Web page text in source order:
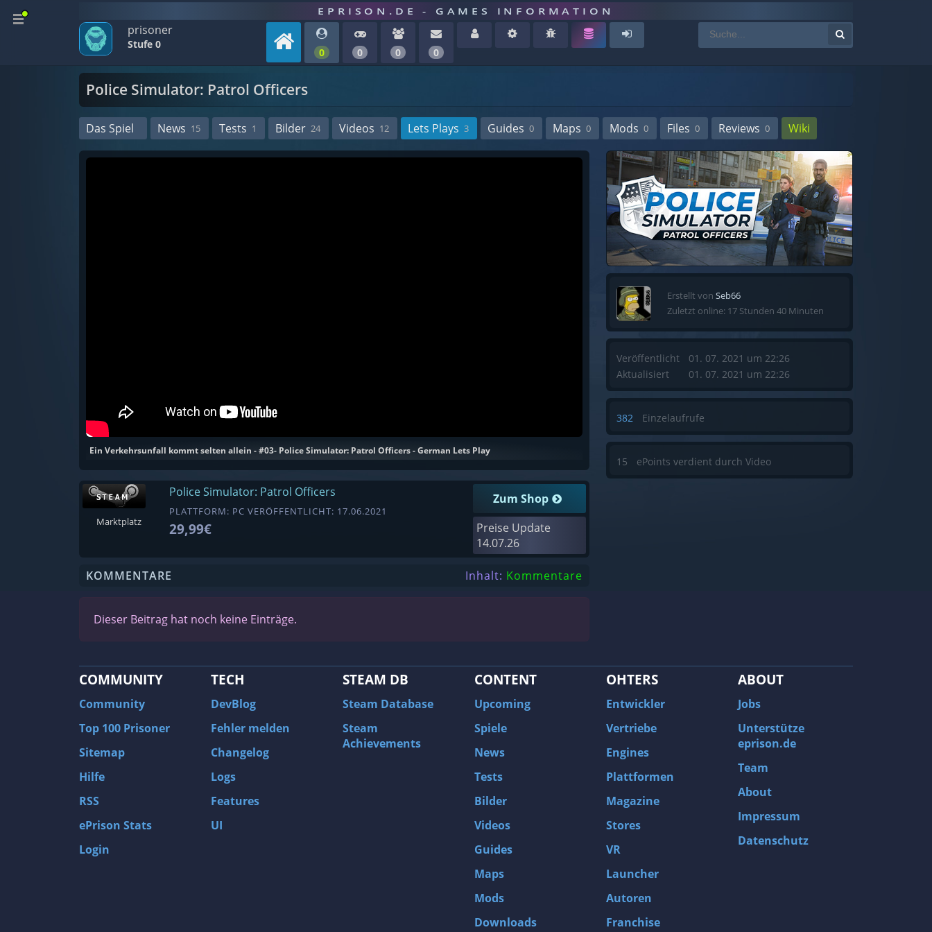
EPRISON.DE - GAMES INFORMATION
prisoner
Stufe 0
0 0 0 0
Police Simulator: Patrol Officers
Das Spiel News 15 Tests 1 Bilder 24 Videos 12 Lets Plays 3 Guides 0 Maps 0 Mods 0 Files 0 Reviews 0 Wiki
Ein Verkehrsunfall kommt selten allein - #03- Police Simulator: Patrol Officers - German Lets Play
Marktplatz
Police Simulator: Patrol Officers
PLATTFORM: PC VERÖFFENTLICHT: 17.06.2021
29,99€
Zum Shop
Preise Update
14.07.26
KOMMENTARE Inhalt: Kommentare
Dieser Beitrag hat noch keine Einträge.
Erstellt von Seb66
Zuletzt online: 17 Stunden 40 Minuten
Veröffentlicht
Aktualisiert
01. 07. 2021 um 22:26
01. 07. 2021 um 22:26
382 Einzelaufrufe
15 ePoints verdient durch Video
COMMUNITY
Community
Top 100 Prisoner
Sitemap
Hilfe
RSS
ePrison Stats
Login
TECH
DevBlog
Fehler melden
Changelog
Logs
Features
UI
STEAM DB
Steam Database
Steam
Achievements
CONTENT
Upcoming
Spiele
News
Tests
Bilder
Videos
Guides
Maps
Mods
Downloads
OHTERS
Entwickler
Vertriebe
Engines
Plattformen
Magazine
Stores
VR
Launcher
Autoren
Franchise
ABOUT
Jobs
Unterstütze
eprison.de
Team
About
Impressum
Datenschutz